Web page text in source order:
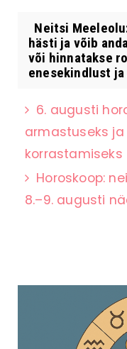
Neitsi
hästi ja võib
või hinnatakse
enesekindlust ja
6. augusti
armastuseks
korrastamiseks
Horoskoop:
8.–9. augusti